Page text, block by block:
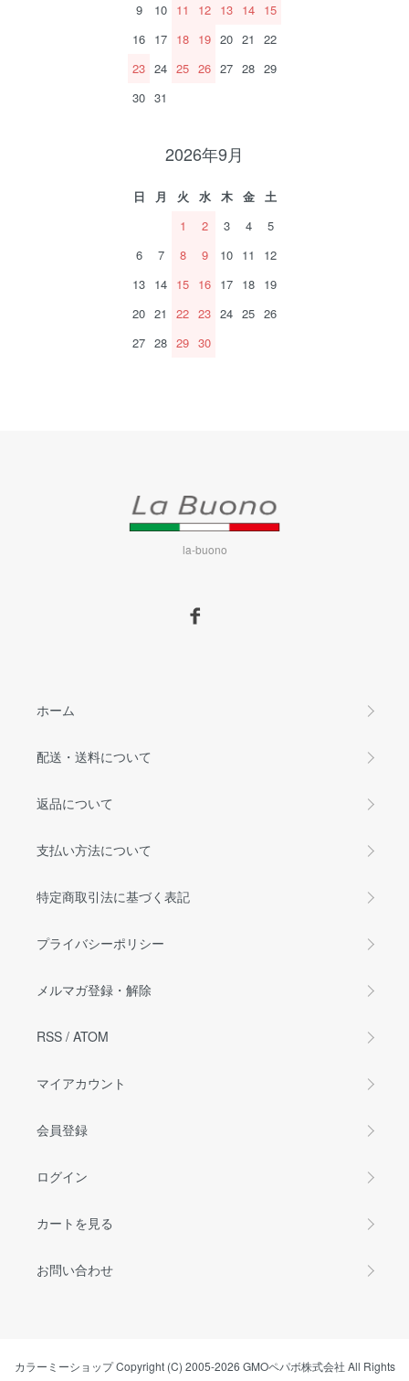
9
10 11 12 13 14 15
16 17 18 19 20 21
22
23 24 25 26 27 28 29
30 31
2026年9月
日 月 火 水 木 金
土
1
2 3 4
5
6
7 8 9 10 11
12
13 14 15 16 17 18 19
20 21 22 23 24 25 26
27 28 29 30
la-buono
ホーム
配送・送料について
返品について
支払い方法について
特定商取引法に基づく表記
プライバシーポリシー
メルマガ登録・解除
RSS / ATOM
マイアカウント
会員登録
ログイン
カートを見る
お問い合わせ
カラーミーショップCopyright (C) 2005-2026 GMOペパボ株式会社 All Rights